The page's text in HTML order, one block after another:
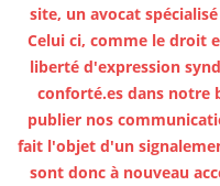
site, un avocat
Celui ci, comme le droit
liberté d'expression
conforté.es dans notre
publier nos
fait l'objet d'un
sont donc à nouveau